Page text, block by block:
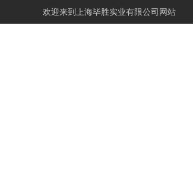
欢迎来到 上海毕胜实业有限公司网站